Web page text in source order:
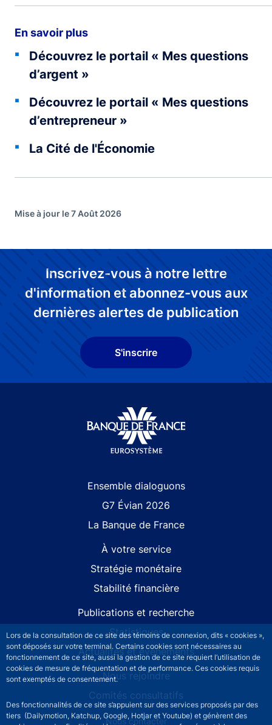
Lors de la consultation de ce site des témoins de connexion, dits « cookies »,
sont déposés sur votre terminal. Certains cookies sont nécessaires au
fonctionnement de ce site, aussi la gestion de ce site requiert l’utilisation de
cookies de mesure de fréquentation et de performance. Ces cookies requis
sont exemptés de consentement.
Des fonctionnalités de ce site s’appuient sur des services proposés par des
tiers (Dailymotion, Katchup, Google, Hotjar et Youtube) et génèrent des
En savoir plus
Découvrez le portail « Mes questions
d’argent »
Découvrez le portail « Mes questions
d’entrepreneur »
La Cité de l'Économie
Mise à jour le 7 Août 2026
Inscrivez-vous à notre lettre
d'information et abonnez-vous aux
dernières alertes de publication
S'inscrire
Ensemble dialoguons
G7 Évian 2026
La Banque de France
À votre service
Stratégie monétaire
Stabilité financière
Publications et recherche
Statistiques
Actualités et événements
Nous rejoindre
Comités consultatifs
Footer secondary menuNous contacter